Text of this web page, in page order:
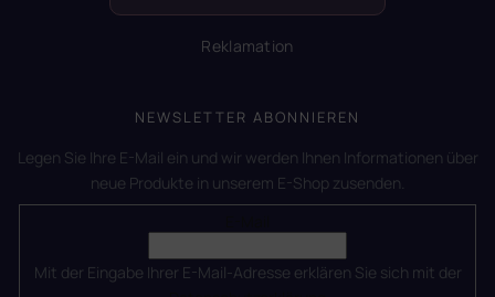
Reklamation
NEWSLETTER ABONNIEREN
Legen Sie Ihre E-Mail ein und wir werden Ihnen Informationen über
neue Produkte in unserem E-Shop zusenden.
Mit der Eingabe Ihrer E-Mail-Adresse erklären Sie sich mit der